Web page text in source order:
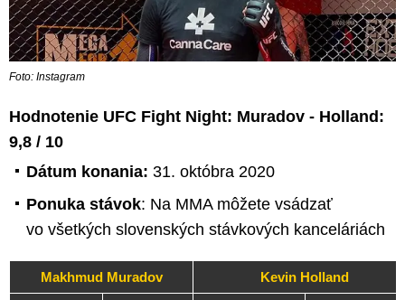
Foto: Instagram
Hodnotenie UFC Fight Night: Muradov - Holland:
9,8 / 10
Dátum konania: 31. októbra 2020
Ponuka stávok: Na MMA môžete vsádzať
vo všetkých slovenských stávkových kanceláriách
Makhmud Muradov Kevin Holland